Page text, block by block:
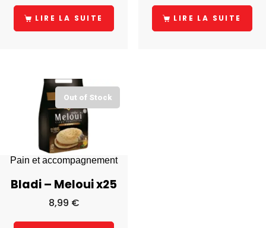
LIRE LA SUITE LIRE LA SUITE
Out of Stock
Pain et accompagnement
Bladi – Meloui x25
8,99 €